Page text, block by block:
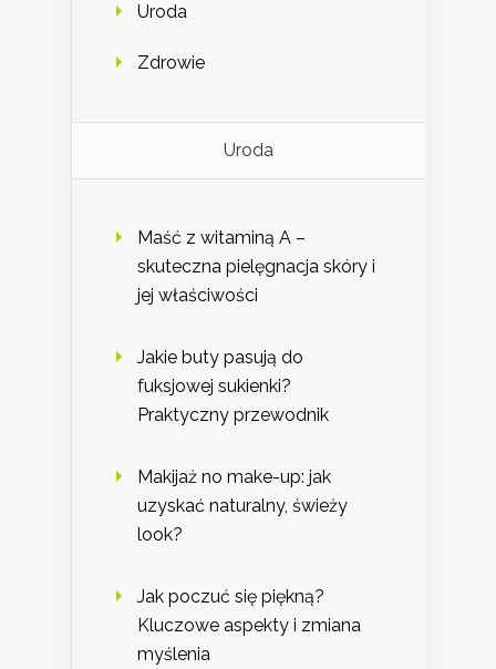
Uroda
Zdrowie
Uroda
Maść z witaminą A –
skuteczna pielęgnacja skóry i
jej właściwości
Jakie buty pasują do
fuksjowej sukienki?
Praktyczny przewodnik
Makijaż no make-up: jak
uzyskać naturalny, świeży
look?
Jak poczuć się piękną?
Kluczowe aspekty i zmiana
myślenia